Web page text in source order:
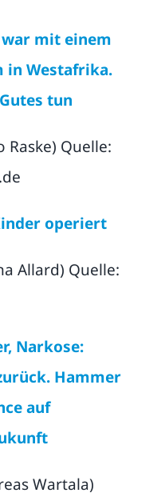
mit einem
in Westafrika.
tun
Raske) Quelle:
operiert
Allard) Quelle:
Narkose:
Hammer
auf
Wartala)